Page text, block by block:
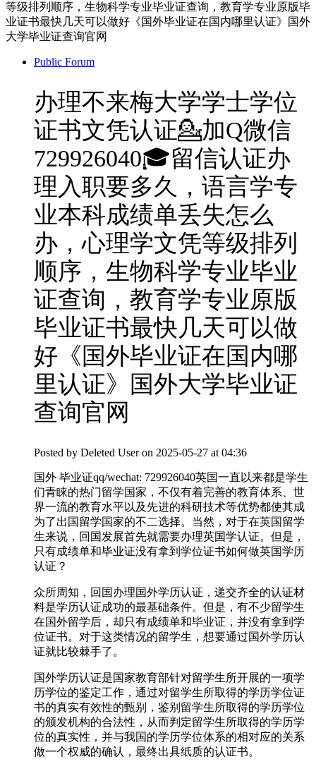
等级排列顺序，生物科学专业毕业证查询，教育学专业原版毕
业证书最快几天可以做好《国外毕业证在国内哪里认证》国外
大学毕业证查询官网
Public Forum
办理不来梅大学学士学位
证书文凭认证💁加Q微信
729926040🎓留信认证办
理入职要多久，语言学专
业本科成绩单丢失怎么
办，心理学文凭等级排列
顺序，生物科学专业毕业
证查询，教育学专业原版
毕业证书最快几天可以做
好《国外毕业证在国内哪
里认证》国外大学毕业证
查询官网
Posted by Deleted User on 2025-05-27 at 04:36
国外 毕业证qq/wechat: 729926040英国一直以来都是学生
们青睐的热门留学国家，不仅有着完善的教育体系、世
界一流的教育水平以及先进的科研技术等优势都使其成
为了出国留学国家的不二选择。当然，对于在英国留学
生来说，回国发展首先就需要办理英国学认证。但是，
只有成绩单和毕业证没有拿到学位证书如何做英国学历
认证？
众所周知，回国办理国外学历认证，递交齐全的认证材
料是学历认证成功的最基础条件。但是，有不少留学生
在国外留学后，却只有成绩单和毕业证，并没有拿到学
位证书。对于这类情况的留学生，想要通过国外学历认
证就比较棘手了。
国外学历认证是国家教育部针对留学生所开展的一项学
历学位的鉴定工作，通过对留学生所取得的学历学位证
书的真实有效性的甄别，鉴别留学生所取得的学历学位
的颁发机构的合法性，从而判定留学生所取得的学历学
位的真实性，并与我国的学历学位体系的相对应的关系
做一个权威的确认，最终出具纸质的认证书。